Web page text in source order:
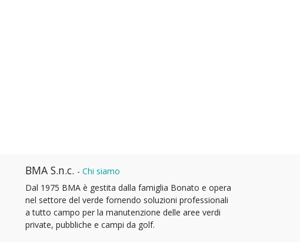
BMA S.n.c. - Chi siamo
Dal 1975 BMA è gestita dalla famiglia Bonato e opera
nel settore del verde fornendo soluzioni professionali
a tutto campo per la manutenzione delle aree verdi
private, pubbliche e campi da golf.